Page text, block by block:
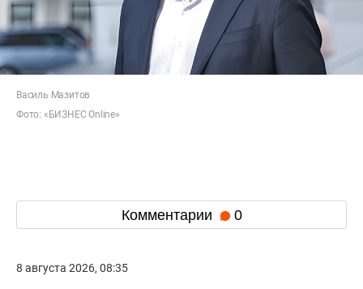
Василь Мазитов
Фото: «БИЗНЕС Online»
Комментарии 0
8 августа 2026, 08:35